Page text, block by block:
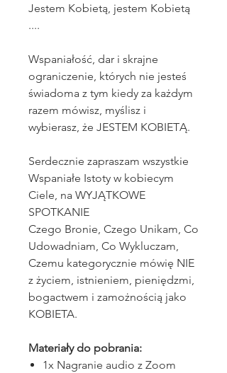
Jestem Kobietą, jestem Kobietą
....
Wspaniałość, dar i skrajne
ograniczenie, których nie jesteś
świadoma z tym kiedy za każdym
razem mówisz, myślisz i
wybierasz, że JESTEM KOBIETĄ.
Serdecznie zapraszam wszystkie
Wspaniałe Istoty w kobiecym
Ciele, na WYJĄTKOWE
SPOTKANIE
Czego Bronie, Czego Unikam, Co
Udowadniam, Co Wykluczam,
Czemu kategorycznie mówię NIE
z życiem, istnieniem, pieniędzmi,
bogactwem i zamożnością jako
KOBIETA.
Materiały do pobrania:
1x Nagranie audio z Zoom